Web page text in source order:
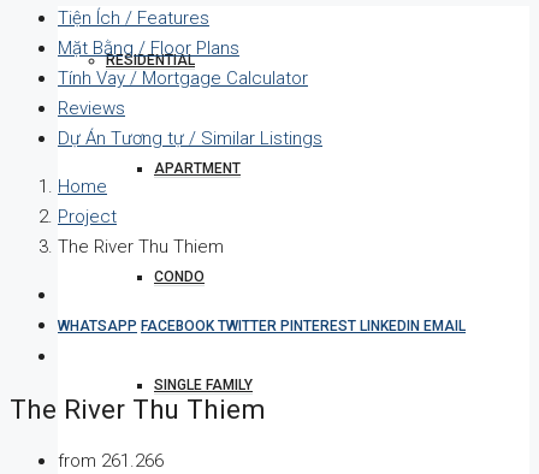
RESIDENTIAL
APARTMENT
CONDO
SINGLE FAMILY
Tiện Ích / Features
Mặt Bằng / Floor Plans
Tính Vay / Mortgage Calculator
Reviews
Dự Án Tương tự / Similar Listings
Home
Project
The River Thu Thiem
WHATSAPP FACEBOOKTWITTER PINTEREST LINKEDIN EMAIL
The River Thu Thiem
from 261.266